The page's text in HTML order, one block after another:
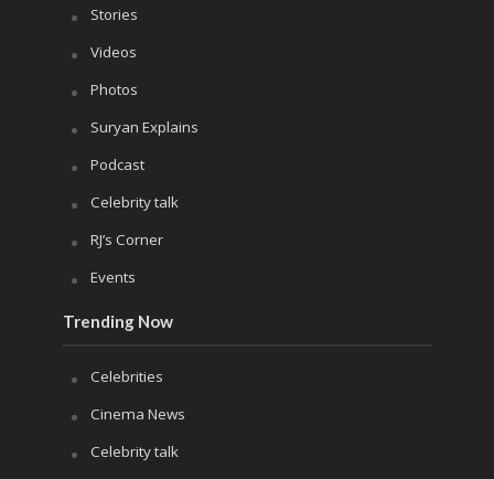
Stories
Videos
Photos
Suryan Explains
Podcast
Celebrity talk
RJ’s Corner
Events
Trending Now
Celebrities
Cinema News
Celebrity talk